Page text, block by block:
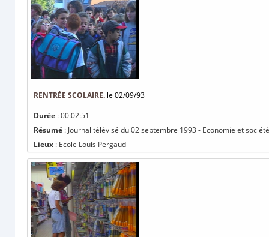
RENTRÉE SCOLAIRE. le 02/09/93
Durée : 00:02:51
Résumé : Journal télévisé du 02 septembre 1993 - Economie et
Lieux : Ecole Louis Pergaud